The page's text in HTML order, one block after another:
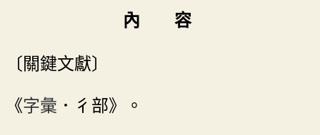
內 容
〔關鍵文獻〕
《字彙 ．彳部》。